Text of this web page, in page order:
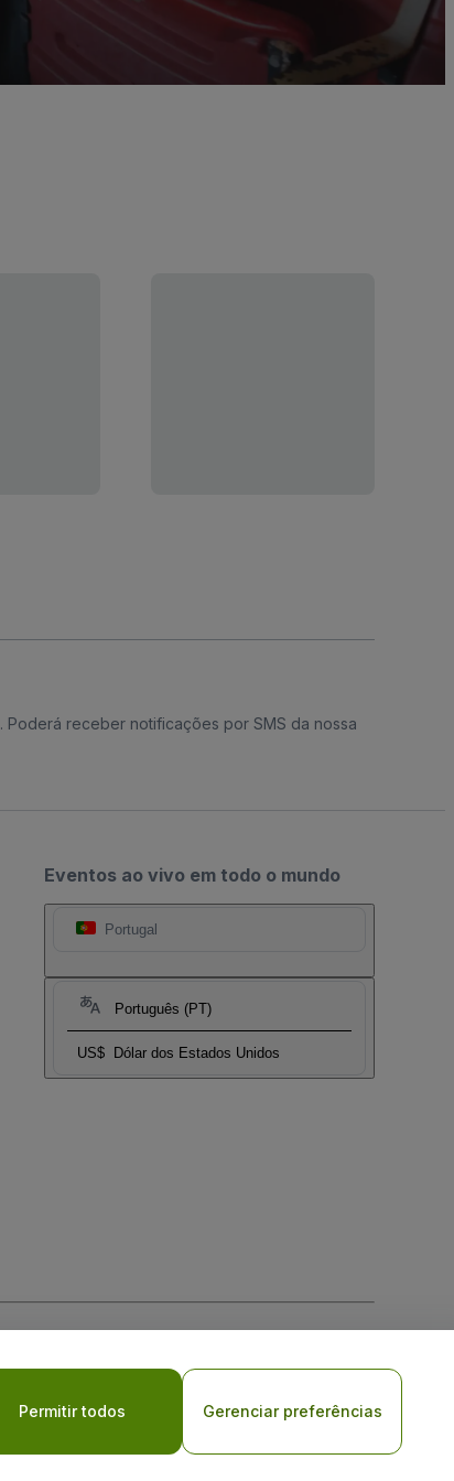
. Poderá receber notificações por SMS da nossa
Eventos ao vivo em todo o mundo
Portugal
Português (PT)
US$ Dólar dos Estados Unidos
Permitir todos Gerenciar preferências